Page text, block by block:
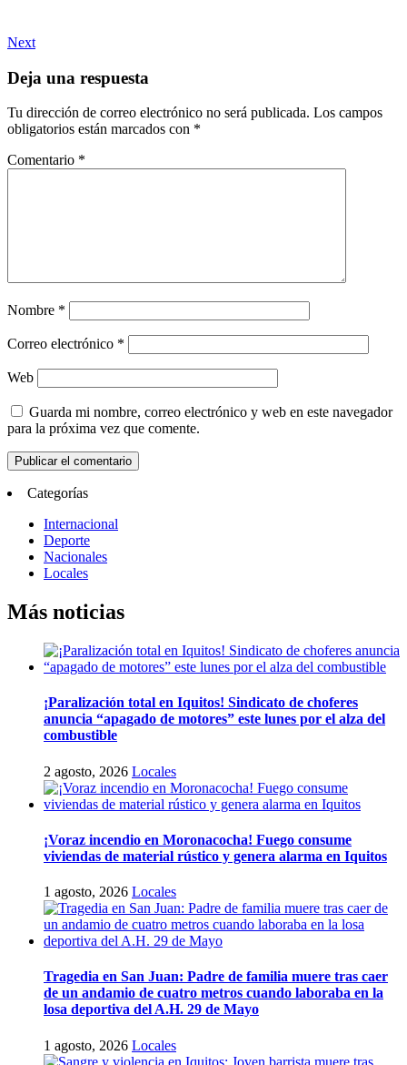
Next
Deja una respuesta
Tu dirección de correo electrónico no será publicada. Los campos
obligatorios están marcados con *
Comentario *
Nombre *
Correo electrónico *
Web
Guarda mi nombre, correo electrónico y web en este navegador
para la próxima vez que comente.
Categorías
Internacional
Deporte
Nacionales
Locales
Más noticias
¡Paralización total en Iquitos! Sindicato de choferes
anuncia “apagado de motores” este lunes por el alza del
combustible
2 agosto, 2026 Locales
¡Voraz incendio en Moronacocha! Fuego consume
viviendas de material rústico y genera alarma en Iquitos
1 agosto, 2026 Locales
Tragedia en San Juan: Padre de familia muere tras caer
de un andamio de cuatro metros cuando laboraba en la
losa deportiva del A.H. 29 de Mayo
1 agosto, 2026 Locales